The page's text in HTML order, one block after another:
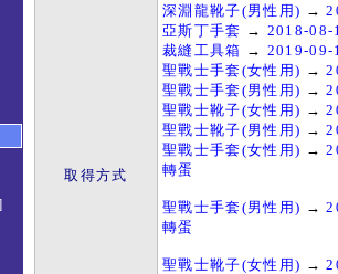
取得方式
深淵龍靴子(男性用) →
亞斯丁手套 → 2018-08-
裁縫工具箱 → 2019-09-
聖戰士手套(女性用) →
聖戰士手套(男性用) →
聖戰士靴子(女性用) →
聖戰士靴子(男性用) →
聖戰士手套(女性用) →
轉蛋
聖戰士手套(男性用) →
轉蛋
聖戰士靴子(女性用) →